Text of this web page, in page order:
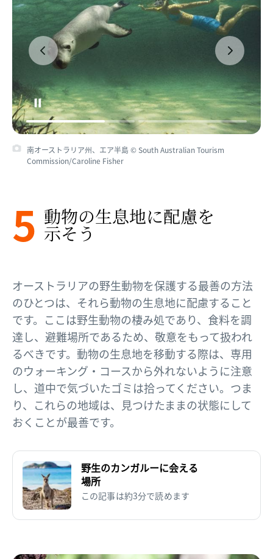
南オーストラリア州、エア半島 © South Australian Tourism
Commission/Caroline Fisher
5 動物の​生息地に​配慮を​
示そう​
オーストラリアの野生動物を保護する最善の方法
のひとつは、それら動物の生息地に配慮すること
です。ここは野生動物の棲み処であり、食料を調
達し、避難場所であるため、敬意をもって扱われ
るべきです。動物の生息地を移動する際は、専用
のウォーキング・コースから外れないように注意
し、道中で気づいたゴミは拾ってください。つま
り、これらの地域は、見つけたままの状態にして
おくことが最善です。
野生のカンガルーに会える
場所
この記事は約3分で読めます